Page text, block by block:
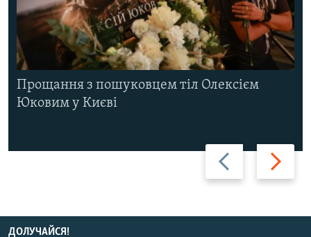
Назад Вперед
Прощання з пошуковцем тіл Олексієм
Юковим у Києві
ДОЛУЧАЙСЯ!